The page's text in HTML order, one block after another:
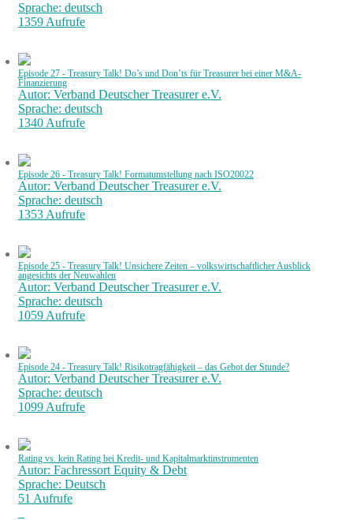
Sprache: deutsch
1359 Aufrufe
Episode 27 - Treasury Talk! Do’s und Don’ts für Treasurer bei einer M&A-
Finanzierung
Autor: Verband Deutscher Treasurer e.V.
Sprache: deutsch
1340 Aufrufe
Episode 26 - Treasury Talk! Formatumstellung nach ISO20022
Autor: Verband Deutscher Treasurer e.V.
Sprache: deutsch
1353 Aufrufe
Episode 25 - Treasury Talk! Unsichere Zeiten – volkswirtschaftlicher Ausblick
angesichts der Neuwahlen
Autor: Verband Deutscher Treasurer e.V.
Sprache: deutsch
1059 Aufrufe
Episode 24 - Treasury Talk! Risikotragfähigkeit – das Gebot der Stunde?
Autor: Verband Deutscher Treasurer e.V.
Sprache: deutsch
1099 Aufrufe
Rating vs. kein Rating bei Kredit- und Kapitalmarktinstrumenten
Autor: Fachressort Equity & Debt
Sprache: Deutsch
51 Aufrufe